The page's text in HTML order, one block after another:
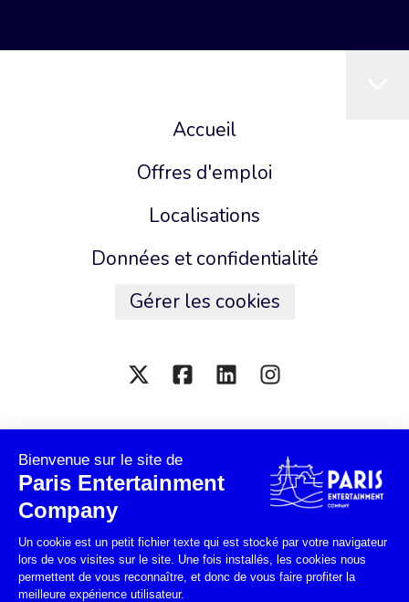
Accueil
Offres d'emploi
Localisations
Données et confidentialité
Gérer les cookies